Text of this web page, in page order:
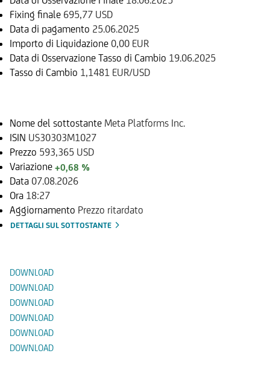
Fixing finale 695,77 USD
Data di pagamento 25.06.2025
Importo di Liquidazione 0,00 EUR
Data di Osservazione Tasso di Cambio 19.06.2025
Tasso di Cambio 1,1481 EUR/USD
Nome del sottostante Meta Platforms Inc.
ISIN US30303M1027
Prezzo 593,365 USD
Variazione +0,68 %
Data 07.08.2026
Ora 18:27
Aggiornamento Prezzo ritardato
DETTAGLI SUL SOTTOSTANTE
DOWNLOAD
DOWNLOAD
DOWNLOAD
DOWNLOAD
DOWNLOAD
DOWNLOAD